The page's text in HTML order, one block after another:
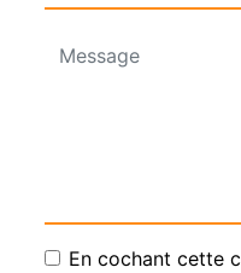
En cochant cette